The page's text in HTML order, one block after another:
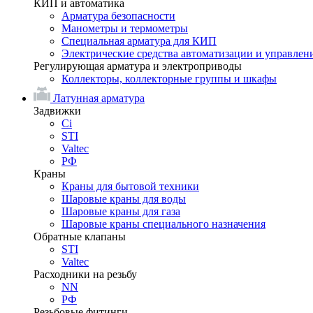
КИП и автоматика
Арматура безопасности
Манометры и термометры
Специальная арматура для КИП
Электрические средства автоматизации и
Регулирующая арматура и электроприводы
Коллекторы, коллекторные группы и шкафы
Латунная арматура
Задвижки
Ci
STI
Valtec
РФ
Краны
Краны для бытовой техники
Шаровые краны для воды
Шаровые краны для газа
Шаровые краны специального назначения
Обратные клапаны
STI
Valtec
Расходники на резьбу
NN
РФ